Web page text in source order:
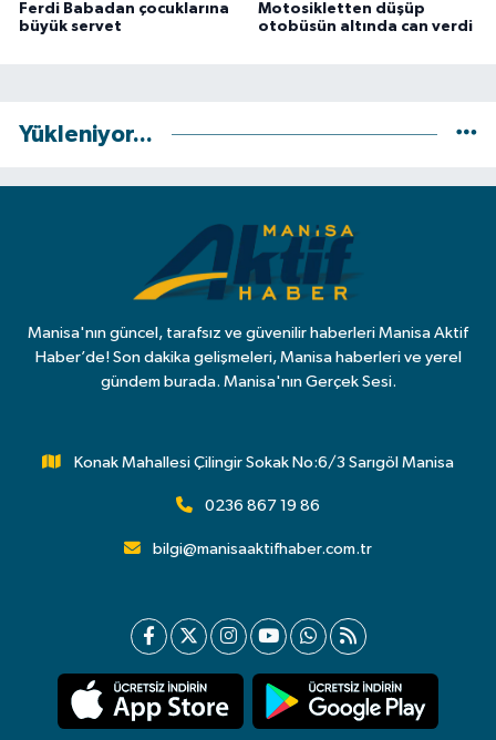
Ferdi Babadan çocuklarına
büyük servet
Motosikletten düşüp
otobüsün altında can verdi
Yükleniyor...
Manisa'nın güncel, tarafsız ve güvenilir haberleri Manisa Aktif
Haber’de! Son dakika gelişmeleri, Manisa haberleri ve yerel
gündem burada. Manisa'nın Gerçek Sesi.
Konak Mahallesi Çilingir Sokak No:6/3 Sarıgöl Manisa
0236 867 19 86
bilgi@manisaaktifhaber.com.tr